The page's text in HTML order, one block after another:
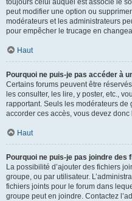
toujours celui auquel est associé le
peut modifier une option ou
modérateurs et les administrateurs
pour empêcher le trucage en
Haut
Pourquoi ne puis-je pas accéder à
Certains forums peuvent être
les consulter, les lire, y poster, etc.,
rapportant. Seuls les modérateurs
accorder ces accès, vous devez donc
Haut
Pourquoi ne puis-je pas joindre des
La possibilité d’ajouter des fichiers
groupe, ou par utilisateur.
fichiers joints pour le forum dans
groupe peut en joindre. Contactez